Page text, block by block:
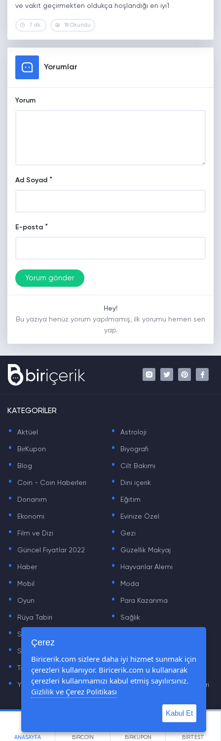
ANASAYFA BİRCOİN BİRKUPON BİRTEST
ve vakit geçirmekten oldukça hoşlandığı en iyi1
7 dk. 18 Okundu
Yorumlar
Yorum
Ad Soyad *
E-posta *
Hey!
Bu yazıya henüz yorum yapılmamış, ilk yorumu hemen sen
yap.
KATEGORİLER
. Aktüel . Astroloji
. BirKupon . Biyografi
. Blog . Cilt Bakımı
. Coin - Coin Haberleri . Dini içerik
. Donanım . Eğitim
. Ekonomi . Evinize Özel
. Film ve Dizi . Gezi
. Güncel Fiyatlar 2022 . Güzellik Makyaj
. Haber . Hayvanlar Alemi
. Mobil . Moda
. Oyun . Para Kazanma
. Rüya Tabiri . Sağlık
. Sinema .
. Sözler
. Teknoloji Haberleri . Yaşam
. Yazılım Haberleri . Yiyecek Önerileri ve Tarifleri
Çerez
Biricerik.com sizlere daha iyi hizmet sunmak için
çerezleri kullanıyor. Biricerik.com u kullanarak
çerezleri kullanmamızı kabul etmiş sayılırsınız.
Gizlilik ve Çerez Politikası
Kabul Et